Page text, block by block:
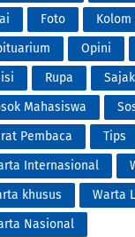
Foto
Kolom
Opini
Rupa Sajak
Mahasiswa
Pembaca
Tips
Internasional
khusus
Warta
Nasional